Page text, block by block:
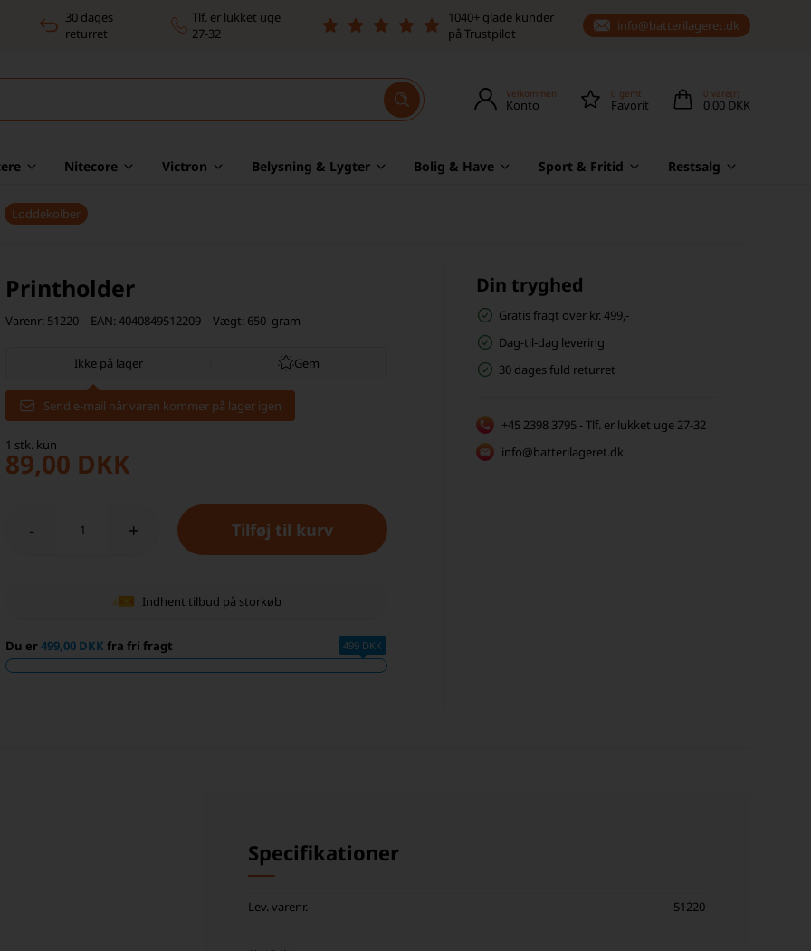
30 dages
returret
Tlf. er lukket uge
27-32
1040+ glade kunder
på Trustpilot
info@batterilageret.dk
Velkommen
Konto
0 gemt
Favorit
0 vare(r)
0,00 DKK
Nitecore Victron Belysning & Lygter Bolig & Have Sport & Fritid Restsalg
Loddekolber
Printholder
Varenr: 51220 EAN:4040849512209 Vægt: 650 gram
Ikke på lager Gem
Send e-mail når varen kommer på lager igen
1 stk. kun
89,00 DKK
- +
Indhent tilbud på storkøb
Du er499,00 DKK fra fri fragt 499 DKK
Din tryghed
Gratis fragt over kr. 499,-
Dag-til-dag levering
30 dages fuld returret
+45 2398 3795 - Tlf. er lukket uge 27-32
info@batterilageret.dk
Specifikationer
Lev. varenr. 51220